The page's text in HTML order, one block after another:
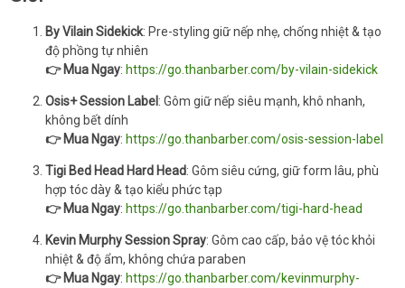
By Vilain Sidekick: Pre-styling giữ nếp nhẹ, chống nhiệt & tạo
độ phồng tự nhiên
👉 Mua Ngay: https://go.thanbarber.com/by-vilain-sidekick
Osis+ Session Label : Gôm giữ nếp siêu mạnh, khô nhanh,
không bết dính
👉 Mua Ngay: https://go.thanbarber.com/osis-session-label
Tigi Bed Head Hard Head: Gôm siêu cứng, giữ form lâu, phù
hợp tóc dày & tạo kiểu phức tạp
👉 Mua Ngay: https://go.thanbarber.com/tigi-hard-head
Kevin Murphy Session Spray: Gôm cao cấp, bảo vệ tóc khỏi
nhiệt & độ ẩm, không chứa paraben
👉 Mua Ngay: https://go.thanbarber.com/kevinmurphy-